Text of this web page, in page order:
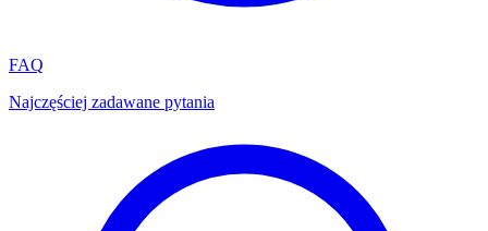
FAQ
Najczęściej zadawane pytania